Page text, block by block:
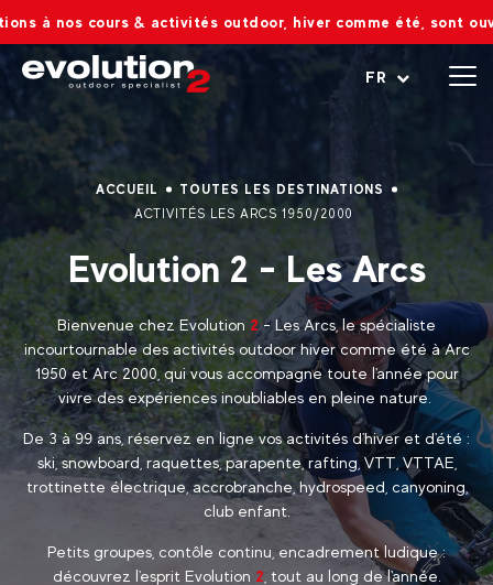
cours & activités outdoor, hiver comme été, sont
FR
Ouvrir le menu
ACCUEIL
TOUTES LES DESTINATIONS
ACTIVITÉS LES ARCS 1950/2000
Evolution 2 - Les Arcs
Bienvenue chez Evolution 2- Les Arcs, le spécialiste
incourtournable des activités outdoor hiver comme été à Arc
1950 et Arc 2000, qui vous accompagne toute l'année pour
vivre des expériences inoubliables en pleine nature.
De 3 à 99 ans, réservez en ligne vos activités d'hiver et d'été :
ski, snowboard, raquettes, parapente, rafting, VTT, VTTAE,
trottinette électrique, accrobranche, hydrospeed, canyoning,
club enfant.
Petits groupes, contôle continu, encadrement ludique :
découvrez l'esprit Evolution 2 , tout au long de l'année.